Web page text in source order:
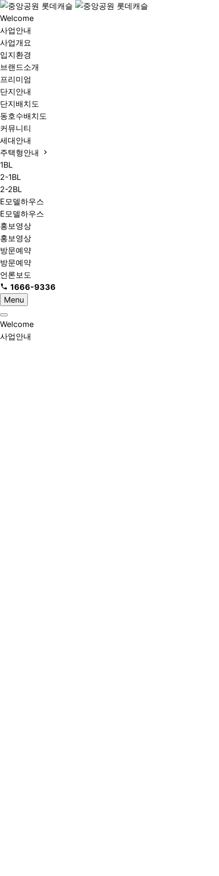
Welcome
사업안내
사업개요
입지환경
브랜드소개
프리미엄
단지안내
단지배치도
동호수배치도
커뮤니티
세대안내
주택형안내
1BL
2-1BL
2-2BL
E모델하우스
E모델하우스
홍보영상
홍보영상
방문예약
방문예약
언론보도
1666-9336
Menu
Welcome
사업안내